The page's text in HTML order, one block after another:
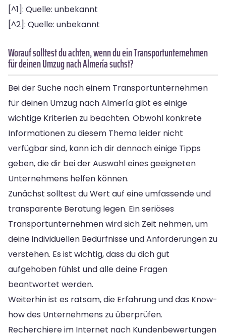
[^1]: Quelle: unbekannt
[^2]: Quelle: unbekannt
Worauf solltest du achten, wenn du ein Transportunternehmen
für deinen Umzug nach Almería suchst?
Bei der Suche nach einem Transportunternehmen
für deinen Umzug nach Almería gibt es einige
wichtige Kriterien zu beachten. Obwohl konkrete
Informationen zu diesem Thema leider nicht
verfügbar sind, kann ich dir dennoch einige Tipps
geben, die dir bei der Auswahl eines geeigneten
Unternehmens helfen können.
Zunächst solltest du Wert auf eine umfassende und
transparente Beratung legen. Ein seriöses
Transportunternehmen wird sich Zeit nehmen, um
deine individuellen Bedürfnisse und Anforderungen zu
verstehen. Es ist wichtig, dass du dich gut
aufgehoben fühlst und alle deine Fragen
beantwortet werden.
Weiterhin ist es ratsam, die Erfahrung und das Know-
how des Unternehmens zu überprüfen.
Recherchiere im Internet nach Kundenbewertungen